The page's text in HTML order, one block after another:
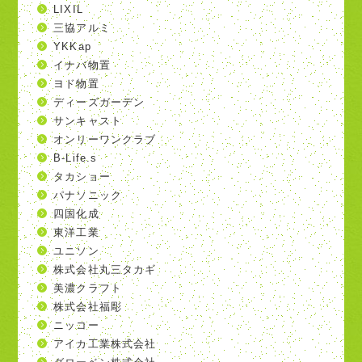
LIXIL
三協アルミ
YKKap
イナバ物置
ヨド物置
ディーズガーデン
サンキャスト
オンリーワンクラブ
B-Life.s
タカショー
パナソニック
四国化成
東洋工業
ユニソン
株式会社丸三タカギ
美濃クラフト
株式会社福彫
ニッコー
アイカ工業株式会社